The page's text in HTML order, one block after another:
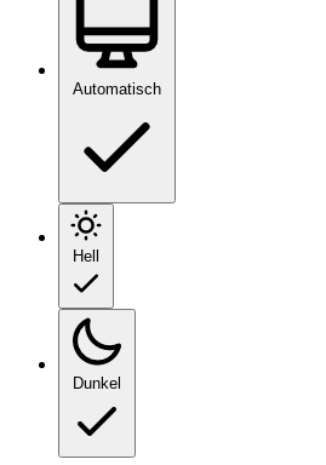
Automatisch
Hell
Dunkel